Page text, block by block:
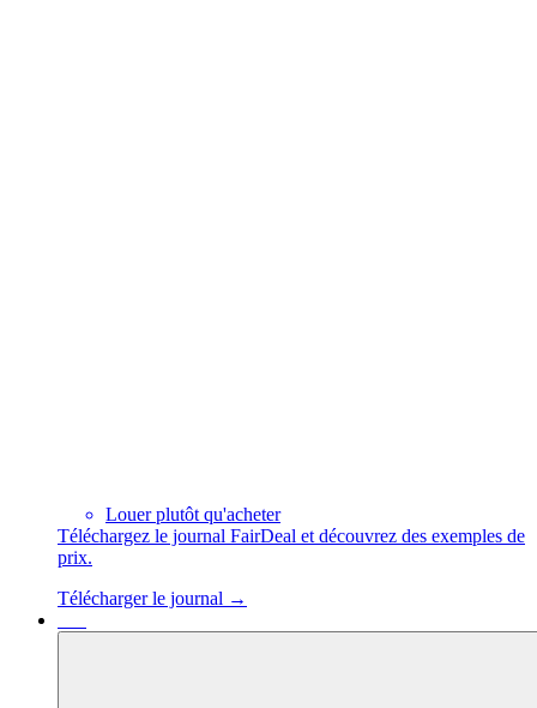
Louer plutôt qu'acheter
Téléchargez le journal FairDeal et découvrez des exemples de
prix.
Télécharger le journal →